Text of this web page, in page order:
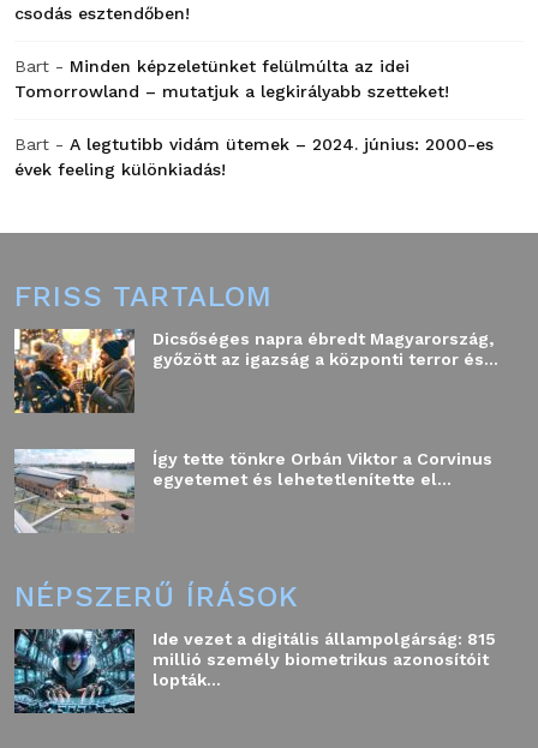
csodás esztendőben!
Bart - Minden képzeletünket felülmúlta az idei
Tomorrowland – mutatjuk a legkirályabb szetteket!
Bart - A legtutibb vidám ütemek – 2024. június: 2000-es
évek feeling különkiadás!
FRISS TARTALOM
Dicsőséges napra ébredt Magyarország,
győzött az igazság a központi terror és...
Így tette tönkre Orbán Viktor a Corvinus
egyetemet és lehetetlenítette el...
NÉPSZERŰ ÍRÁSOK
Ide vezet a digitális állampolgárság: 815
millió személy biometrikus azonosítóit
lopták...